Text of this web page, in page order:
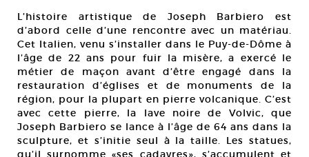
L’histoire artistique de Joseph Barbiero est
d’abord celle d’une rencontre avec un matériau.
Cet Italien, venu s’installer dans le Puy-de-Dôme à
l’âge de 22 ans pour fuir la misère, a exercé le
métier de maçon avant d’être engagé dans la
restauration d’églises et de monuments de la
région, pour la plupart en pierre volcanique. C’est
avec cette pierre, la lave noire de Volvic, que
Joseph Barbiero se lance à l’âge de 64 ans dans la
sculpture, et s’initie seul à la taille. Les statues,
qu’il surnomme «ses cadavres», s’accumulent et